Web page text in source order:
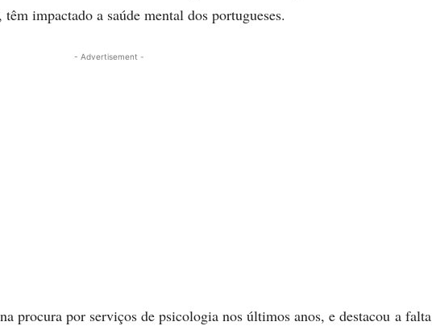
impactado a saúde mental dos portugueses.
- Advertisement -
procura por serviços de psicologia nos últimos anos, e destacou a falta